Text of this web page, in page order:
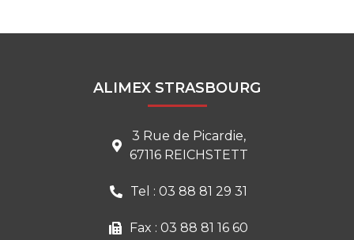
ALIMEX STRASBOURG
3 Rue de Picardie,
67116 REICHSTETT
Tel : 03 88 81 29 31
Fax : 03 88 81 16 60